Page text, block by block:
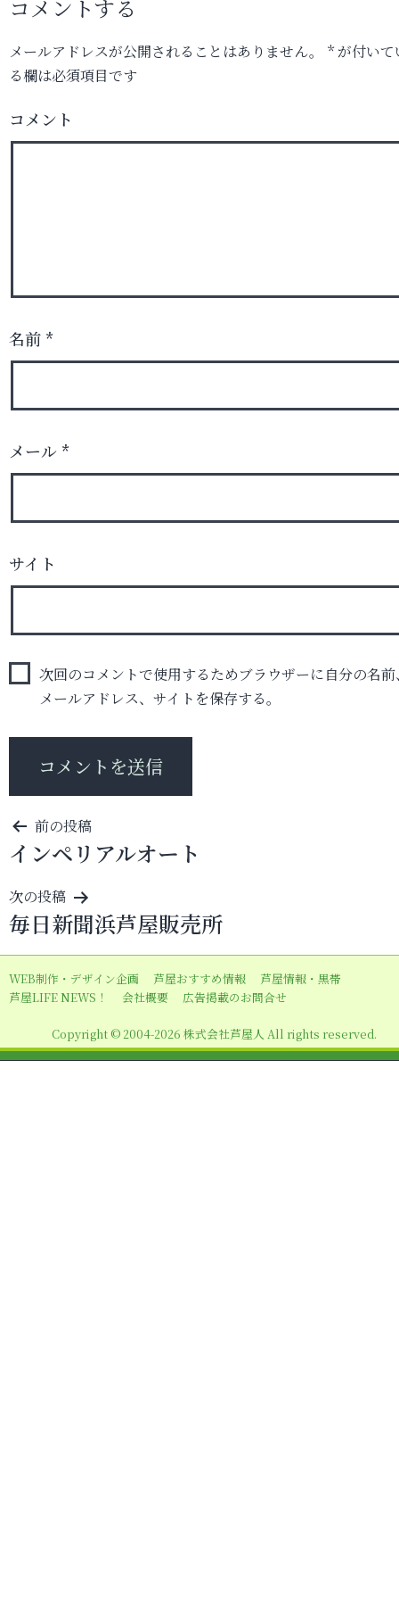
コメントする
メールアドレスが公開されることはありません。 *が付いて
る欄は必須項目です
コメント
名前 *
メール *
サイト
次回のコメントで使用するためブラウザーに自分の名前
メールアドレス、サイトを保存する。
投
稿
ナ
ビ
ゲ
ー
シ
ン
前の投稿
インペリアルオート
次の投稿
毎日新聞浜芦屋販売所
WEB制作・デザイン企画 芦屋おすすめ情報
芦屋情報・黒帯
芦屋LIFE NEWS！
会社概要 広告掲載のお問合せ
Copyright © 2004-2026 株式会社芦屋人 All rights reserved.